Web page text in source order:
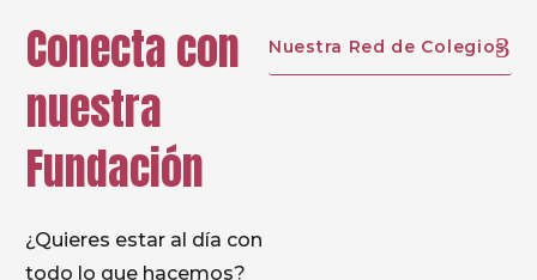
Conecta con
nuestra
Fundación
¿Quieres estar al día con
todo lo que hacemos?
Nuestra Red de Colegios